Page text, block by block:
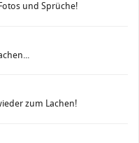
und Sprüche!
zum Lachen!